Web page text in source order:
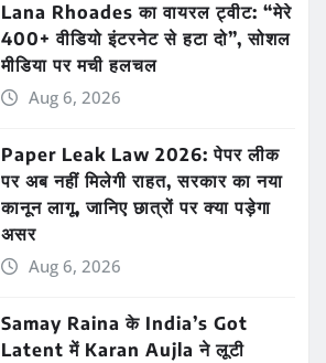
Lana Rhoades का वायरल ट्वीट: “मेरे
400+ वीडियो इंटरनेट से हटा दो”, सोशल
मीडिया पर मची हलचल
Aug 6, 2026
Paper Leak Law 2026: पेपर लीक
पर अब नहीं मिलेगी राहत, सरकार का नया
कानून लागू, जानिए छात्रों पर क्या पड़ेगा
असर
Aug 6, 2026
Samay Raina के India’s Got
Latent में Karan Aujla ने लूटी